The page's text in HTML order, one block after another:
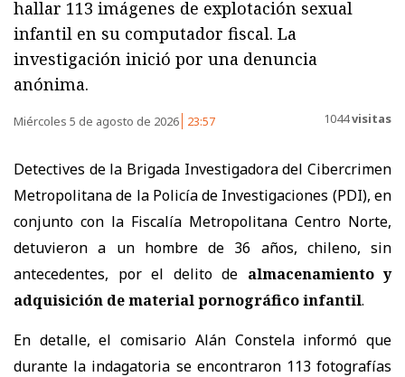
hallar 113 imágenes de explotación sexual
infantil en su computador fiscal. La
investigación inició por una denuncia
anónima.
Miércoles 5 de agosto de 2026 23:57 1044visitas
Detectives de la Brigada Investigadora del Cibercrimen
Metropolitana de la Policía de Investigaciones (PDI), en
conjunto con la Fiscalía Metropolitana Centro Norte,
detuvieron a un hombre de 36 años, chileno, sin
antecedentes, por el delito de almacenamiento y
adquisición de material pornográfico infantil.
En detalle, el comisario Alán Constela informó que
durante la indagatoria se encontraron 113 fotografías